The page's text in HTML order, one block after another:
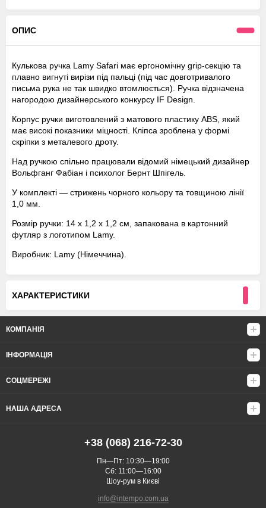
ОПИС
Кулькова ручка Lamy Safari має ергономічну grip-секцію та
плавно вигнуті вирізи під пальці (під час довготривалого
письма рука не так швидко втомлюється). Ручка відзначена
нагородою дизайнерського конкурсу IF Design.
Корпус ручки виготовлений з матового пластику ABS, який
має високі показники міцності. Кліпса зроблена у формі
скріпки з металевого дроту.
Над ручкою спільно працювали відомий німецький дизайнер
Вольфганг Фабіан і психолог Бернт Шпігель.
У комплекті — стрижень чорного кольору та товщиною лінії
1,0 мм.
Розмір ручки: 14 х 1,2 х 1,2 см, запакована в картонний
футляр з логотипом Lamy.
Виробник: Lamy (Німеччина).
ХАРАКТЕРИСТИКИ
КОМПАНІЯ
ІНФОРМАЦІЯ
СОЦМЕРЕЖІ
НАША АДРЕСА
+38 (068) 216-72-30
Пн—Пт: 10:30—19:00
Сб: 11:00—16:00
Шоу-рум в Києві
info@intempo.com.ua